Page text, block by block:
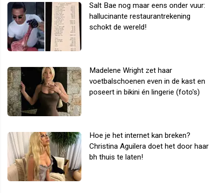
Salt Bae nog maar eens onder vuur:
hallucinante restaurantrekening
schokt de wereld!
Madelene Wright zet haar
voetbalschoenen even in de kast en
poseert in bikini én lingerie (foto's)
Hoe je het internet kan breken?
Christina Aguilera doet het door haar
bh thuis te laten!